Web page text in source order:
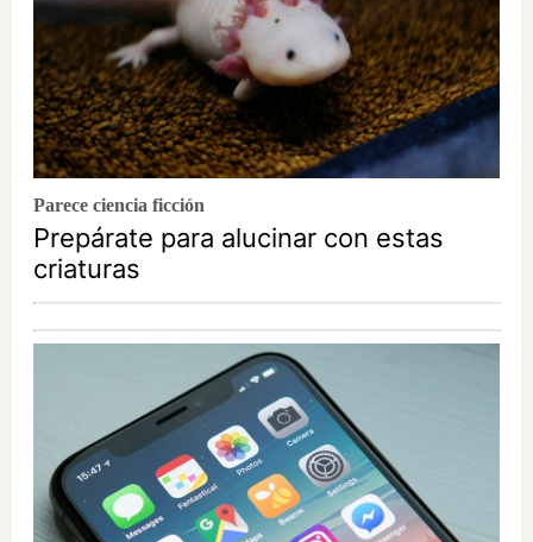
Parece ciencia ficción
Prepárate para alucinar con estas
criaturas